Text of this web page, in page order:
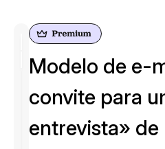
Modelo de e-
convite para
entrevista»